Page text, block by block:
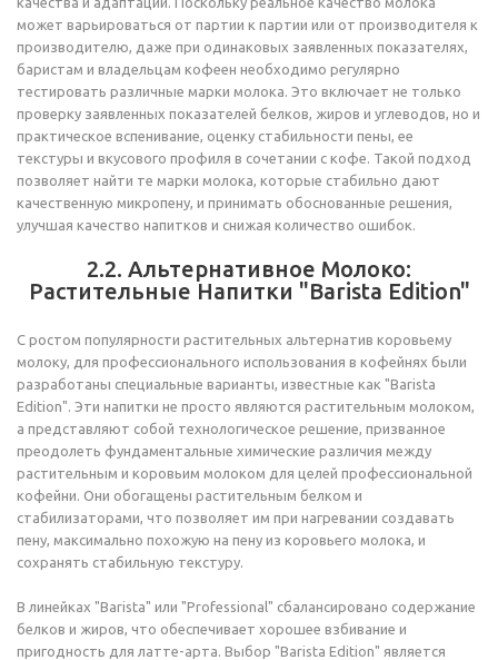
может варьироваться от партии к партии или от производителя к
производителю, даже при одинаковых заявленных показателях,
баристам и владельцам кофеен необходимо регулярно
тестировать различные марки молока. Это включает не только
проверку заявленных показателей белков, жиров и углеводов, но и
практическое вспенивание, оценку стабильности пены, ее
текстуры и вкусового профиля в сочетании с кофе. Такой подход
позволяет найти те марки молока, которые стабильно дают
качественную микропену, и принимать обоснованные решения,
улучшая качество напитков и снижая количество ошибок.
2.2. Альтернативное Молоко:
Растительные Напитки "Barista Edition"
С ростом популярности растительных альтернатив коровьему
молоку, для профессионального использования в кофейнях были
разработаны специальные варианты, известные как "Barista
Edition". Эти напитки не просто являются растительным молоком,
а представляют собой технологическое решение, призванное
преодолеть фундаментальные химические различия между
растительным и коровьим молоком для целей профессиональной
кофейни. Они обогащены растительным белком и
стабилизаторами, что позволяет им при нагревании создавать
пену, максимально похожую на пену из коровьего молока, и
сохранять стабильную текстуру.
В линейках "Barista" или "Professional" сбалансировано содержание
белков и жиров, что обеспечивает хорошее взбивание и
пригодность для латте-арта. Выбор "Barista Edition" является